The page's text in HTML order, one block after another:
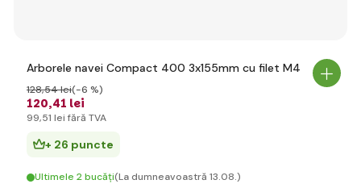
Arborele navei Compact 400 3x155mm cu filet M4
120,41 lei
128,54 lei(-6 %)
99,51 lei fără TVA
+ 26 puncte
Ultimele 2 bucăți(La dumneavoastră 13.08.)